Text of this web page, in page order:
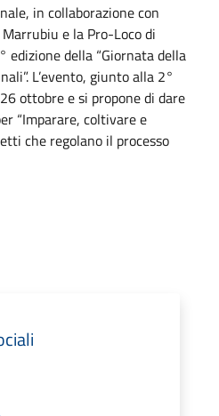
in collaborazione con
e la Pro-Loco di
edizione della “Giornata della
L’evento, giunto alla 2°
ottobre e si propone di dare
“Imparare, coltivare e
che regolano il processo